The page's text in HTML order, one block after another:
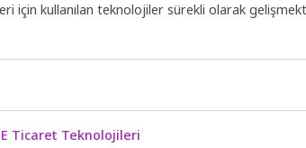
için kullanılan teknolojiler sürekli olarak
E Ticaret Teknolojileri